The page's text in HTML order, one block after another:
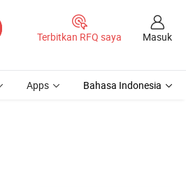
Terbitkan RFQ saya Masuk
Apps Bahasa Indonesia